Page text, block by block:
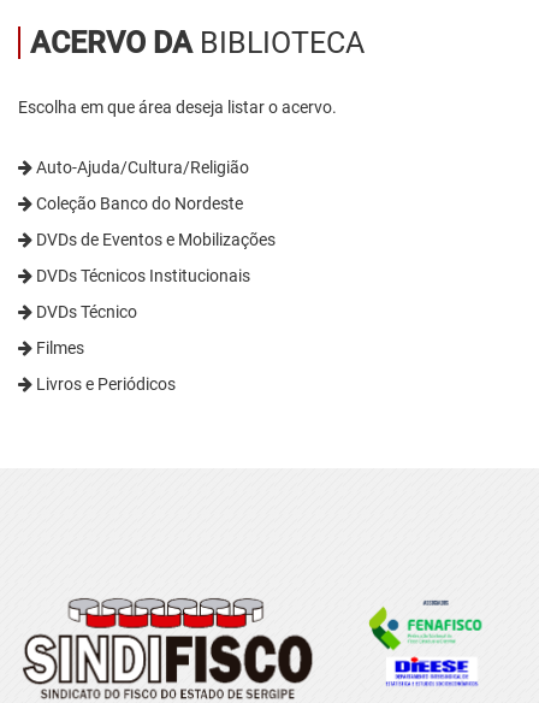
ACERVO DABIBLIOTECA
Escolha em que área deseja listar o acervo.
Auto-Ajuda/Cultura/Religião
Coleção Banco do Nordeste
DVDs de Eventos e Mobilizações
DVDs Técnicos Institucionais
DVDs Técnico
Filmes
Livros e Periódicos